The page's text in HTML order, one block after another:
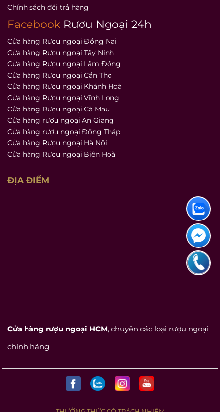
Chính sách đổi trả hàng
Facebook Rượu Ngoại 24h
Cửa hàng Rượu ngoại Đồng Nai
Cửa hàng Rượu ngoại Tây Ninh
Cửa hàng Rượu ngoại Lâm Đồng
Cửa hàng Rượu ngoại Cần Thơ
Cửa hàng Rượu ngoại Khánh Hoà
Cửa hàng Rượu ngoại Vĩnh Long
Cửa hàng Rượu ngoại Cà Mau
Cửa hàng rượu ngoại An Giang
Cửa hàng rượu ngoại Đồng Tháp
Cửa hàng Rượu ngoại Hà Nội
Cửa hàng Rượu ngoại Biên Hoà
ĐỊA ĐIỂM
Cửa hàng rượu ngoại HCM, chuyên các loại rượu ngoại
chính hãng